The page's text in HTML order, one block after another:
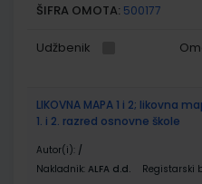
ŠIFRA OMOTA: 500177
Udžbenik
LIKOVNA MAPA 1 i 2; likovna
1. i 2. razred osnovne škole
Autor(i): /
Nakladnik: ALFA d.d. Registarski